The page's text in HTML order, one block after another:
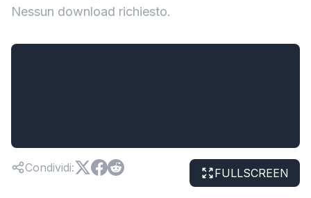
Nessun download richiesto.
Condividi: FULLSCREEN